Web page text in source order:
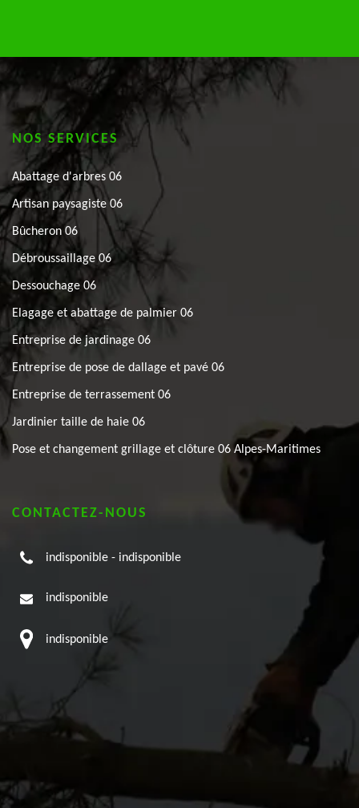
NOS SERVICES
Abattage d'arbres 06
Artisan paysagiste 06
Bûcheron 06
Débroussaillage 06
Dessouchage 06
Elagage et abattage de palmier 06
Entreprise de jardinage 06
Entreprise de pose de dallage et pavé 06
Entreprise de terrassement 06
Jardinier taille de haie 06
Pose et changement grillage et clôture 06 Alpes-Maritimes
CONTACTEZ-NOUS
indisponible - indisponible
indisponible
indisponible